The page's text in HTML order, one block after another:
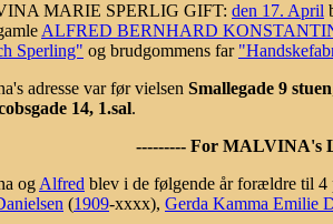
MARIE SPERLIG GIFT: den 17. April
ALFRED BERNHARD
Sperling" og brudgommens far
adresse var før vielsen Smallegade 9 stuen
14, 1.sal.
--------- For MALVINA's
og Alfred blev i de følgende år forældre til
(1909-xxxx), Gerda Kamma Emilie